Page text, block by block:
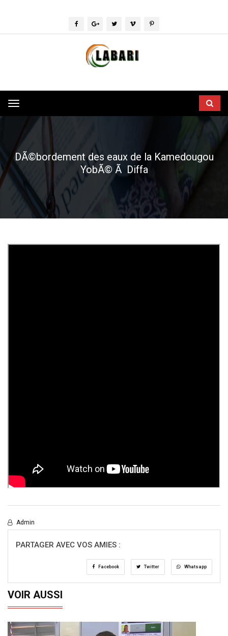
Toggle
navigation
DÃ©bordement des eaux de la Kamedougou
YobÃ© Ã Diffa
Admin
PARTAGER AVEC VOS AMIES :
Facebook Twitter Whatsapp
VOIR AUSSI